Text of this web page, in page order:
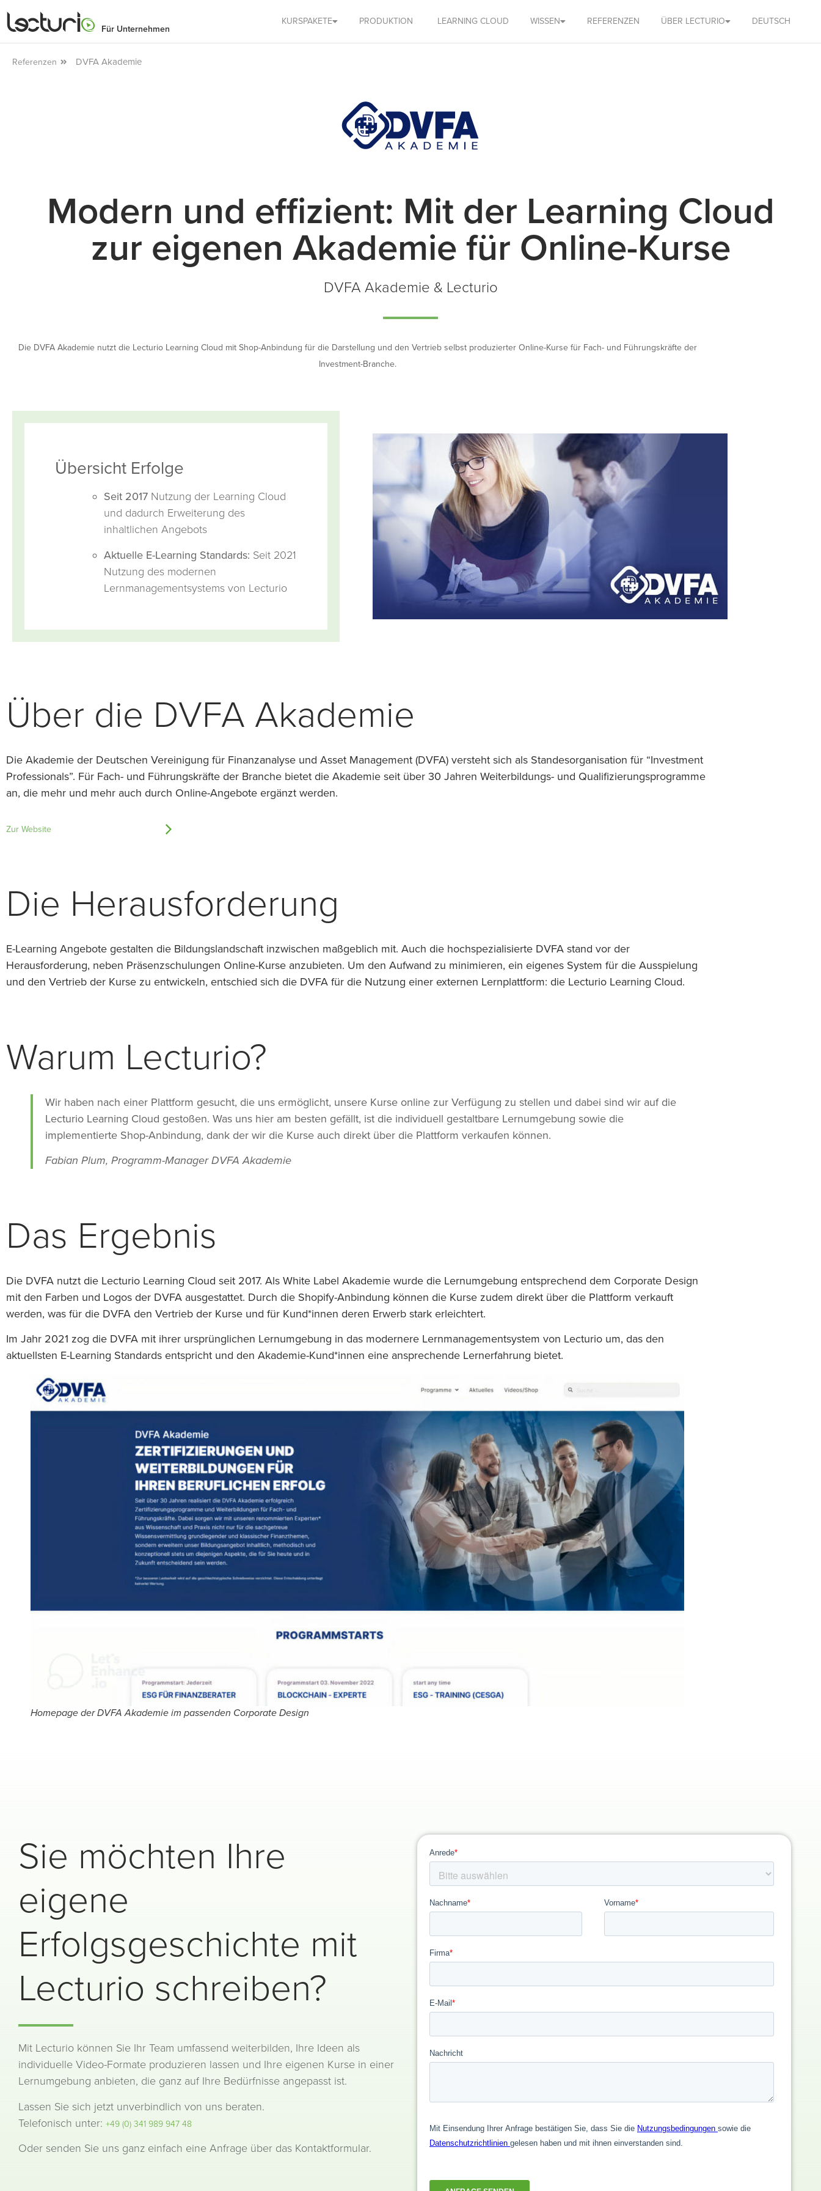
Für Unternehmen
KURSPAKETE PRODUKTION LEARNING CLOUD WISSEN REFERENZEN ÜBER LECTURIO DEUTSCH
Referenzen DVFA Akademie
Modern und effizient: Mit der Learning Cloud
zur eigenen Akademie für Online-Kurse
DVFA Akademie & Lecturio
Die DVFA Akademie nutzt die Lecturio Learning Cloud mit Shop-Anbindung für die Darstellung und den Vertrieb selbst produzierter Online-Kurse für Fach- und Führungskräfte der
Investment-Branche.
Übersicht Erfolge
Seit 2017 Nutzung der Learning Cloud
und dadurch Erweiterung des
inhaltlichen Angebots
Aktuelle E-Learning Standards: Seit 2021
Nutzung des modernen
Lernmanagementsystems von Lecturio
Über die DVFA Akademie
Die Akademie der Deutschen Vereinigung für Finanzanalyse und Asset Management (DVFA) versteht sich als Standesorganisation für “Investment
Professionals”. Für Fach- und Führungskräfte der Branche bietet die Akademie seit über 30 Jahren Weiterbildungs- und Qualifizierungsprogramme
an, die mehr und mehr auch durch Online-Angebote ergänzt werden.
Zur Website
Die Herausforderung
E-Learning Angebote gestalten die Bildungslandschaft inzwischen maßgeblich mit. Auch die hochspezialisierte DVFA stand vor der
Herausforderung, neben Präsenzschulungen Online-Kurse anzubieten. Um den Aufwand zu minimieren, ein eigenes System für die Ausspielung
und den Vertrieb der Kurse zu entwickeln, entschied sich die DVFA für die Nutzung einer externen Lernplattform: die Lecturio Learning Cloud.
Warum Lecturio?
Wir haben nach einer Plattform gesucht, die uns ermöglicht, unsere Kurse online zur Verfügung zu stellen und dabei sind wir auf die
Lecturio Learning Cloud gestoßen. Was uns hier am besten gefällt, ist die individuell gestaltbare Lernumgebung sowie die
implementierte Shop-Anbindung, dank der wir die Kurse auch direkt über die Plattform verkaufen können.
Fabian Plum, Programm-Manager DVFA Akademie
Das Ergebnis
Die DVFA nutzt die Lecturio Learning Cloud seit 2017. Als White Label Akademie wurde die Lernumgebung entsprechend dem Corporate Design
mit den Farben und Logos der DVFA ausgestattet. Durch die Shopify-Anbindung können die Kurse zudem direkt über die Plattform verkauft
werden, was für die DVFA den Vertrieb der Kurse und für Kund*innen deren Erwerb stark erleichtert.
Im Jahr 2021 zog die DVFA mit ihrer ursprünglichen Lernumgebung in das modernere Lernmanagementsystem von Lecturio um, das den
aktuellsten E-Learning Standards entspricht und den Akademie-Kund*innen eine ansprechende Lernerfahrung bietet.
Homepage der DVFA Akademie im passenden Corporate Design
Sie möchten Ihre
eigene
Erfolgsgeschichte mit
Lecturio schreiben?
Mit Lecturio können Sie Ihr Team umfassend weiterbilden, Ihre Ideen als
individuelle Video-Formate produzieren lassen und Ihre eigenen Kurse in einer
Lernumgebung anbieten, die ganz auf Ihre Bedürfnisse angepasst ist.
Lassen Sie sich jetzt unverbindlich von uns beraten.
Telefonisch unter: +49 (0) 341 989 947 48
Oder senden Sie uns ganz einfach eine Anfrage über das Kontaktformular.